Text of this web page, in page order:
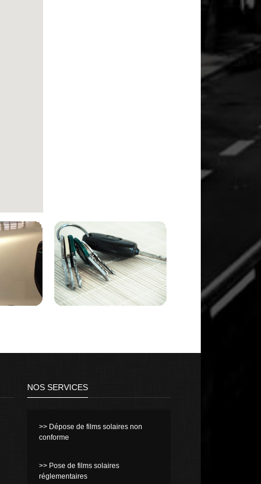
NOS SERVICES
>> Dépose de films solaires non
conforme
>> Pose de films solaires
réglementaires